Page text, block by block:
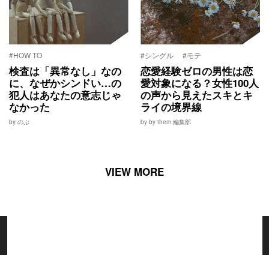
#HOW TO
検査は「異常なし」なの
に、なぜかシンドい…の
犯人はあなたの意志じゃ
なかった
by のぶ
#シングル #モテ
恋愛経験ゼロの男性は恋
愛対象になる？女性100人
の声から見えたスキとキ
ライの境界線
by by them 編集部
VIEW MORE